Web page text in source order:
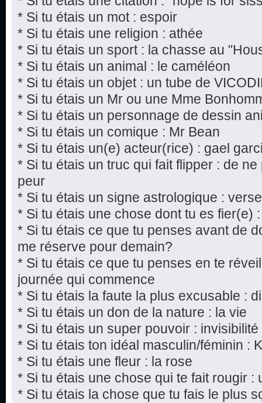
* Si tu étais un mot : espoir
* Si tu étais une religion : athée
* Si tu étais un sport : la chasse au
* Si tu étais un animal : le caméléon
* Si tu étais un objet : un tube de
* Si tu étais un Mr ou une Mme
* Si tu étais un personnage de dessin
* Si tu étais un comique : Mr Bean
* Si tu étais un(e) acteur(rice) : gael
* Si tu étais un truc qui fait flipper : de
peur
* Si tu étais un signe astrologique :
* Si tu étais une chose dont tu es fier(e)
* Si tu étais ce que tu penses avant de
me réserve pour demain?
* Si tu étais ce que tu penses en te
journée qui commence
* Si tu étais la faute la plus excusable :
* Si tu étais un don de la nature : la vie
* Si tu étais un super pouvoir : invisibilité
* Si tu étais ton idéal masculin/féminin :
* Si tu étais une fleur : la rose
* Si tu étais une chose qui te fait rougir :
* Si tu étais la chose que tu fais le plus